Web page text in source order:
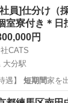
員]仕分け（
室寮付き＊日
円
CATS
大分駅
ダーによる 【待遇】 短期間家を
駅 倉庫